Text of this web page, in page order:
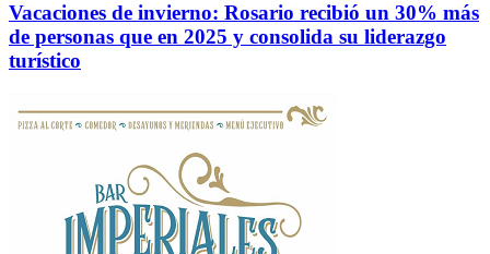
Vacaciones de invierno: Rosario recibió un 30% más
de personas que en 2025 y consolida su liderazgo
turístico